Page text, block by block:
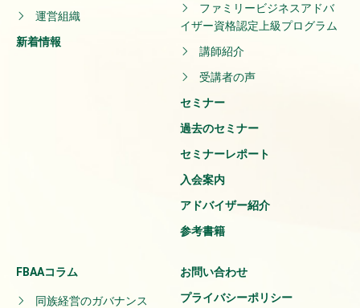
運営組織
新着情報
ファミリービジネスアドバ
イザー資格認定上級プログラム
講師紹介
受講者の声
セミナー
過去のセミナー
セミナーレポート
入会案内
アドバイザー紹介
参考書籍
FBAAコラム
同族経営のガバナンス
お問い合わせ
プライバシーポリシー